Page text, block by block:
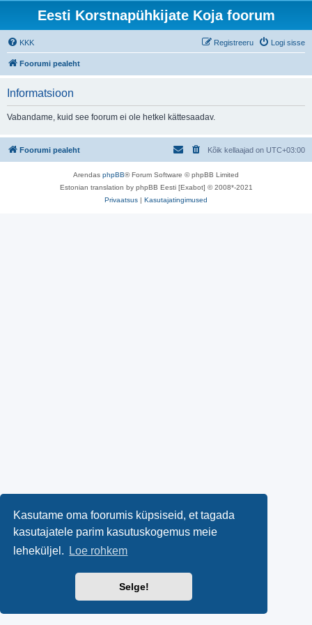
Kasutame oma foorumis küpsiseid, et tagada
kasutajatele parim kasutuskogemus meie
leheküljel.
Loe rohkem
Selge!
Eesti Korstnapühkijate Koja foorum
KKK Logi sisse
Registreeru
Foorumi pealeht
Informatsioon
Vabandame, kuid see foorum ei ole hetkel kättesaadav.
Foorumi pealeht Kõik kellaajad on UTC+03:00
Arendas phpBB® Forum Software © phpBB Limited
Estonian translation by phpBB Eesti [Exabot] © 2008*-2021
Privaatsus | Kasutajatingimused